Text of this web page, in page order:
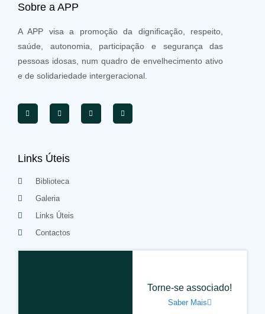
Sobre a APP
A APP visa a promoção da dignificação, respeito,
saúde, autonomia, participação e segurança das
pessoas idosas, num quadro de envelhecimento ativo
e de solidariedade intergeracional.
Links Úteis
Biblioteca
Galeria
Links Úteis
Contactos
Torne-se associado!
Saber Mais